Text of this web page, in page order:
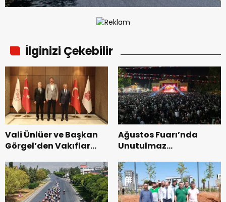
İlginizi Çekebilir
Vali Ünlüer ve Başkan
Görgel’den Vakıflar
ziyaret.
Ağustos Fuarı’nda
Unutulmaz